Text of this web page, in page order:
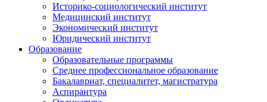
Историко-социологический институт
Медицинский институт
Экономический институт
Юридический институт
Образование
Образовательные программы
Среднее профессиональное образование
Бакалавриат, специалитет, магистратура
Аспирантура